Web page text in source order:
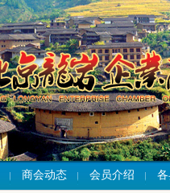
商会动态 会员介绍